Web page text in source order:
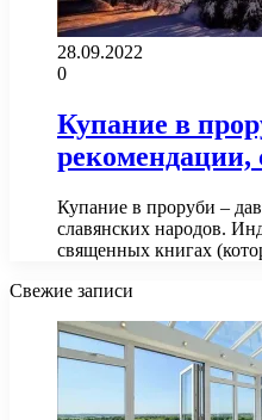
28.09.2022
0
Купание в
рекомендации,
Купание в проруби –
славянских народов.
священных книгах
Свежие записи